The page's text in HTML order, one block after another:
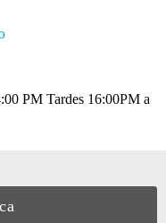
PM Tardes 16:00PM a